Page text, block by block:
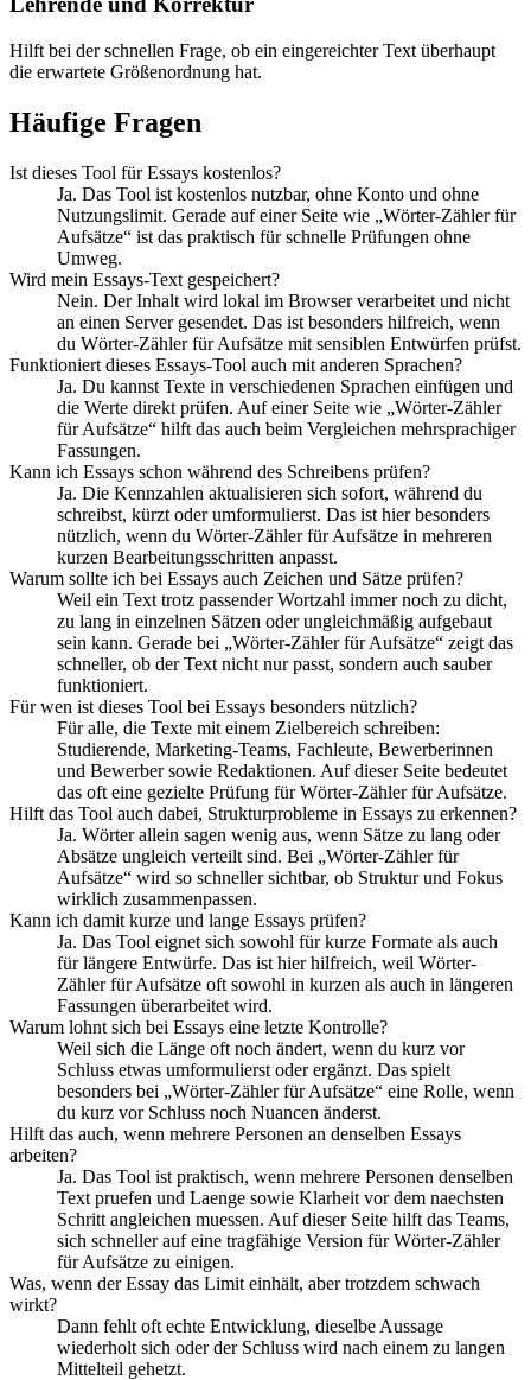
Hilft bei der schnellen Frage, ob ein eingereichter Text überhaupt
die erwartete Größenordnung hat.
Häufige Fragen
Ist dieses Tool für Essays kostenlos?
Ja. Das Tool ist kostenlos nutzbar, ohne Konto und ohne
Nutzungslimit. Gerade auf einer Seite wie „Wörter-Zähler für
Aufsätze“ ist das praktisch für schnelle Prüfungen ohne
Umweg.
Wird mein Essays-Text gespeichert?
Nein. Der Inhalt wird lokal im Browser verarbeitet und nicht
an einen Server gesendet. Das ist besonders hilfreich, wenn
du Wörter-Zähler für Aufsätze mit sensiblen Entwürfen prüfst.
Funktioniert dieses Essays-Tool auch mit anderen Sprachen?
Ja. Du kannst Texte in verschiedenen Sprachen einfügen und
die Werte direkt prüfen. Auf einer Seite wie „Wörter-Zähler
für Aufsätze“ hilft das auch beim Vergleichen mehrsprachiger
Fassungen.
Kann ich Essays schon während des Schreibens prüfen?
Ja. Die Kennzahlen aktualisieren sich sofort, während du
schreibst, kürzt oder umformulierst. Das ist hier besonders
nützlich, wenn du Wörter-Zähler für Aufsätze in mehreren
kurzen Bearbeitungsschritten anpasst.
Warum sollte ich bei Essays auch Zeichen und Sätze prüfen?
Weil ein Text trotz passender Wortzahl immer noch zu dicht,
zu lang in einzelnen Sätzen oder ungleichmäßig aufgebaut
sein kann. Gerade bei „Wörter-Zähler für Aufsätze“ zeigt das
schneller, ob der Text nicht nur passt, sondern auch sauber
funktioniert.
Für wen ist dieses Tool bei Essays besonders nützlich?
Für alle, die Texte mit einem Zielbereich schreiben:
Studierende, Marketing-Teams, Fachleute, Bewerberinnen
und Bewerber sowie Redaktionen. Auf dieser Seite bedeutet
das oft eine gezielte Prüfung für Wörter-Zähler für Aufsätze.
Hilft das Tool auch dabei, Strukturprobleme in Essays zu erkennen?
Ja. Wörter allein sagen wenig aus, wenn Sätze zu lang oder
Absätze ungleich verteilt sind. Bei „Wörter-Zähler für
Aufsätze“ wird so schneller sichtbar, ob Struktur und Fokus
wirklich zusammenpassen.
Kann ich damit kurze und lange Essays prüfen?
Ja. Das Tool eignet sich sowohl für kurze Formate als auch
für längere Entwürfe. Das ist hier hilfreich, weil Wörter-
Zähler für Aufsätze oft sowohl in kurzen als auch in längeren
Fassungen überarbeitet wird.
Warum lohnt sich bei Essays eine letzte Kontrolle?
Weil sich die Länge oft noch ändert, wenn du kurz vor
Schluss etwas umformulierst oder ergänzt. Das spielt
besonders bei „Wörter-Zähler für Aufsätze“ eine Rolle, wenn
du kurz vor Schluss noch Nuancen änderst.
Hilft das auch, wenn mehrere Personen an denselben Essays
arbeiten?
Ja. Das Tool ist praktisch, wenn mehrere Personen denselben
Text pruefen und Laenge sowie Klarheit vor dem naechsten
Schritt angleichen muessen. Auf dieser Seite hilft das Teams,
sich schneller auf eine tragfähige Version für Wörter-Zähler
für Aufsätze zu einigen.
Was, wenn der Essay das Limit einhält, aber trotzdem schwach
wirkt?
Dann fehlt oft echte Entwicklung, dieselbe Aussage
wiederholt sich oder der Schluss wird nach einem zu langen
Mittelteil gehetzt.